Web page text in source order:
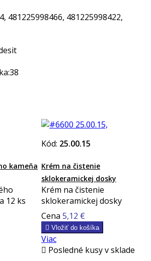
481225998466, 481225998422,
kameňa
12 ks
Kód: 25.00.15
Krém na čistenie
sklokeramickej dosky
Krém na čistenie
sklokeramickej dosky
Cena 5,12 €
 Vložiť do košíka
Viac
 Posledné kusy v sklade